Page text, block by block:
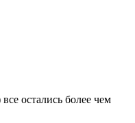
остались более чем